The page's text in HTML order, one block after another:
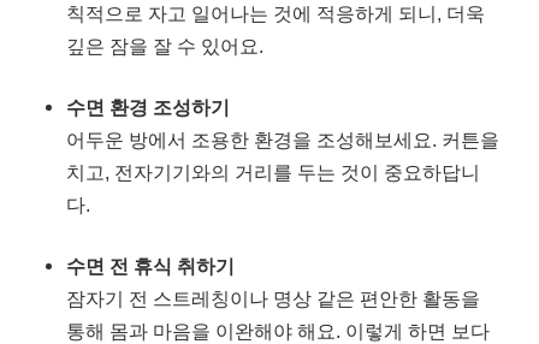
칙적으로 자고 일어나는 것에 적응하게 되니, 더욱
깊은 잠을 잘 수 있어요.
수면 환경 조성하기
어두운 방에서 조용한 환경을 조성해보세요. 커튼을
치고, 전자기기와의 거리를 두는 것이 중요하답니
다.
수면 전 휴식 취하기
잠자기 전 스트레칭이나 명상 같은 편안한 활동을
통해 몸과 마음을 이완해야 해요. 이렇게 하면 보다